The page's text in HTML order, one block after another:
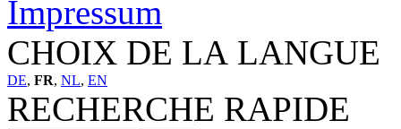
Impressum
CHOIX DE LA LANGUE
DE, FR, NL, EN
RECHERCHE RAPIDE